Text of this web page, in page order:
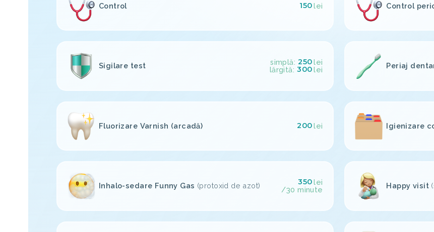
Control 150lei Control
Sigilare test simplă: 250lei
lărgită: 300lei Periaj
Fluorizare Varnish (arcadă) 200lei Igienizare
Inhalo-sedare Funny Gas (protoxid de azot) 350lei
/30 minute
Happy visit